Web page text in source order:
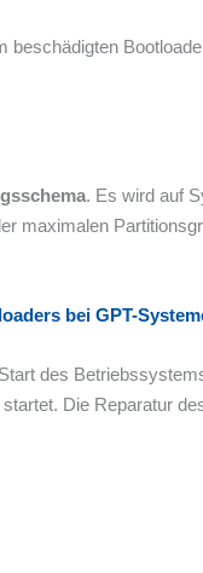
. Es wird auf
maximalen
bei GPT-
des
Die Reparatur